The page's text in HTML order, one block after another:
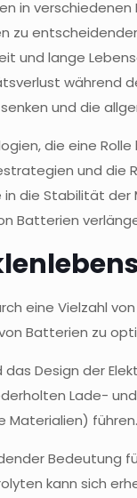
in
zu
und lange
während
und die
die eine
und die
die Stabilität
Batterien
eine Vielzahl
Batterien zu
das Design der
Lade-
Bedeutung
kann sich